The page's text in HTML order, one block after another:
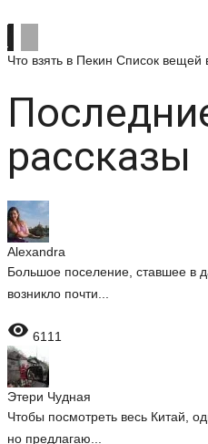
Что взять в Пекин Список вещей
рассказы
Alexandra
Большое поселение, ставшее в
возникло почти...
 6111
Этери Чудная
Чтобы посмотреть весь Китай,
но предлагаю...